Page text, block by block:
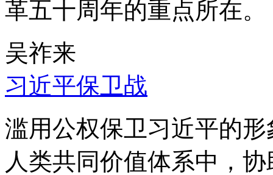
革五十周年的重点所在。
吴祚来
习近平保卫战
滥用公权保卫习近平的
人类共同价值体系中，